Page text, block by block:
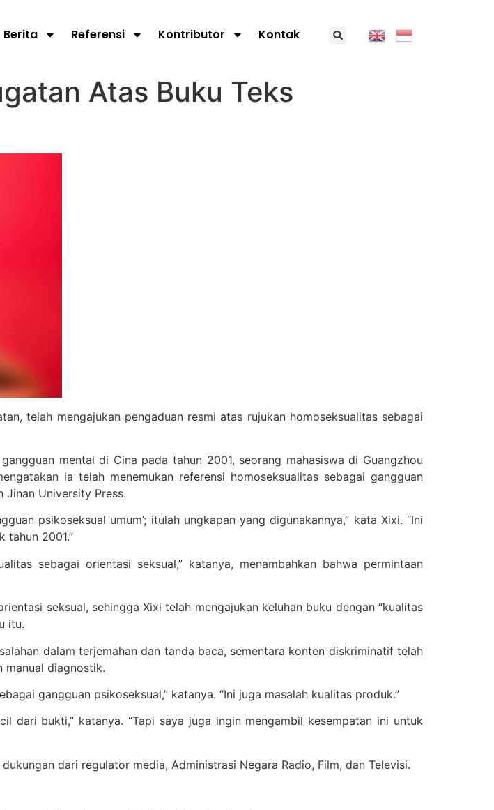
Berita Referensi Kontributor Kontak
Atas Buku Teks
telah mengajukan pengaduan resmi atas rujukan homoseksualitas sebagai
mental di Cina pada tahun 2001, seorang mahasiswa di Guangzhou
ia telah menemukan referensi homoseksualitas sebagai gangguan
University Press.
psikoseksual umum’; itulah ungkapan yang digunakannya,” kata Xixi. “Ini
tahun 2001.”
sebagai orientasi seksual,” katanya, menambahkan bahwa permintaan
seksual, sehingga Xixi telah mengajukan keluhan buku dengan “kualitas
itu.
dalam terjemahan dan tanda baca, sementara konten diskriminatif telah
manual diagnostik.
gangguan psikoseksual,” katanya. “Ini juga masalah kualitas produk.”
dari bukti,” katanya. “Tapi saya juga ingin mengambil kesempatan ini untuk
dari regulator media, Administrasi Negara Radio, Film, dan Televisi.